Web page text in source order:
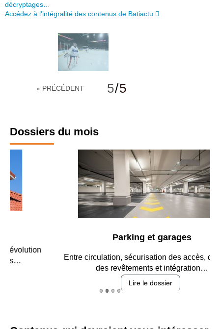
décryptages…
Accédez à l'intégralité des contenus de Batiactu
« PRÉCÉDENT 5/5
Dossiers du mois
Parking et garages
Entre circulation, sécurisation des accès, durabilité des
revêtements et intégration…
Lire le dossier